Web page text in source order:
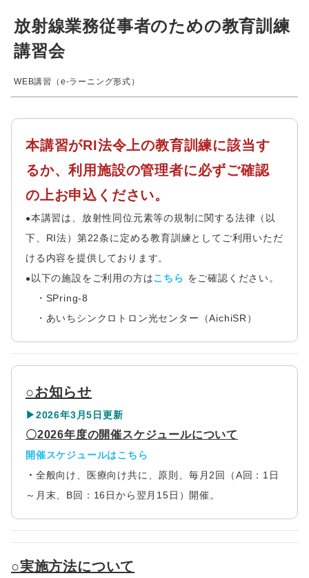
放射線業務従事者のための教育訓練
講習会
WEB講習（e-ラーニング形式）
本講習がRI法令上の教育訓練に該当す
るか、利用施設の管理者に必ずご確認
の上お申込ください。
●本講習は、放射性同位元素等の規制に関する法律（以
下、RI法）第22条に定める教育訓練としてご利用いただ
ける内容を提供しております。
● 以下の施設をご利用の方はこちら をご確認ください。
・SPring-8
・あいちシンクロトロン光センター（AichiSR）
○お知らせ
▶2026年3月5日更新
〇2026年度の開催スケジュールについて
開催スケジュールはこちら
・ 全般向け、医療向け共に、原則、毎月2回（A回：1日
～月末、B回：16日から翌月15日）開催。
○実施方法について